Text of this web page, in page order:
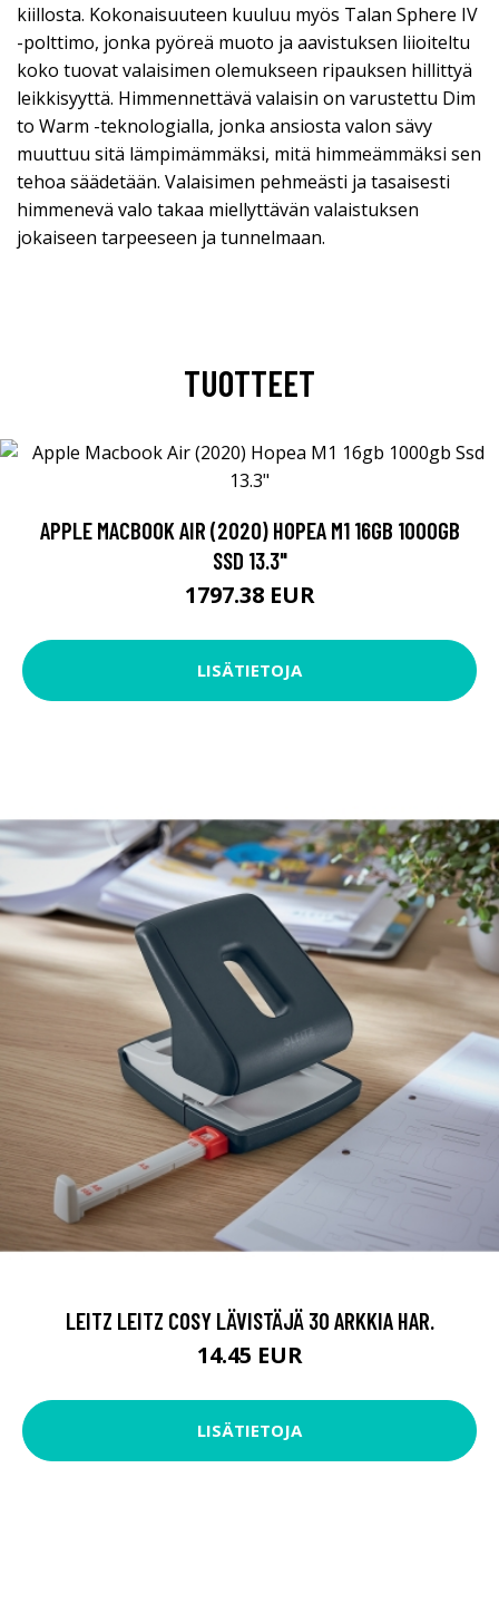
kiillosta. Kokonaisuuteen kuuluu myös Talan Sphere IV
-polttimo, jonka pyöreä muoto ja aavistuksen liioiteltu
koko tuovat valaisimen olemukseen ripauksen hillittyä
leikkisyyttä. Himmennettävä valaisin on varustettu Dim
to Warm -teknologialla, jonka ansiosta valon sävy
muuttuu sitä lämpimämmäksi, mitä himmeämmäksi sen
tehoa säädetään. Valaisimen pehmeästi ja tasaisesti
himmenevä valo takaa miellyttävän valaistuksen
jokaiseen tarpeeseen ja tunnelmaan.
TUOTTEET
APPLE MACBOOK AIR (2020) HOPEA M1 16GB 1000GB
SSD 13.3"
1797.38 EUR
LISÄTIETOJA
LEITZ LEITZ COSY LÄVISTÄJÄ 30 ARKKIA HAR.
14.45 EUR
LISÄTIETOJA